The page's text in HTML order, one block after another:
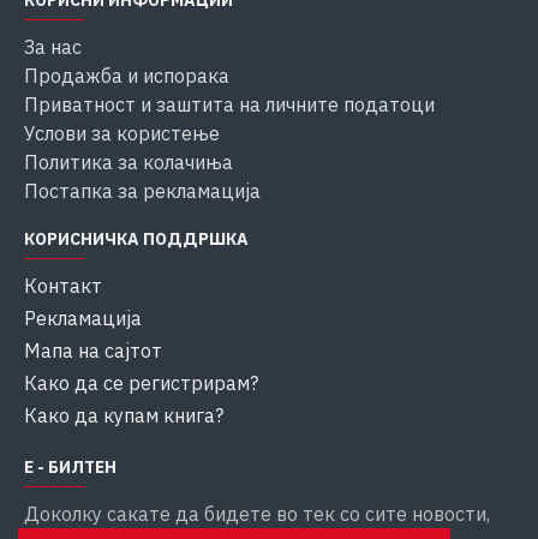
За нас
Продажба и испорака
Приватност и заштита на личните податоци
Услови за користење
Политика за колачиња
Постапка за рекламација
КОРИСНИЧКА ПОДДРШКА
Контакт
Рекламација
Мапа на сајтот
Како да се регистрирам?
Како да купам книга?
Е - БИЛТЕН
Доколку сакате да бидете во тек со сите новости,